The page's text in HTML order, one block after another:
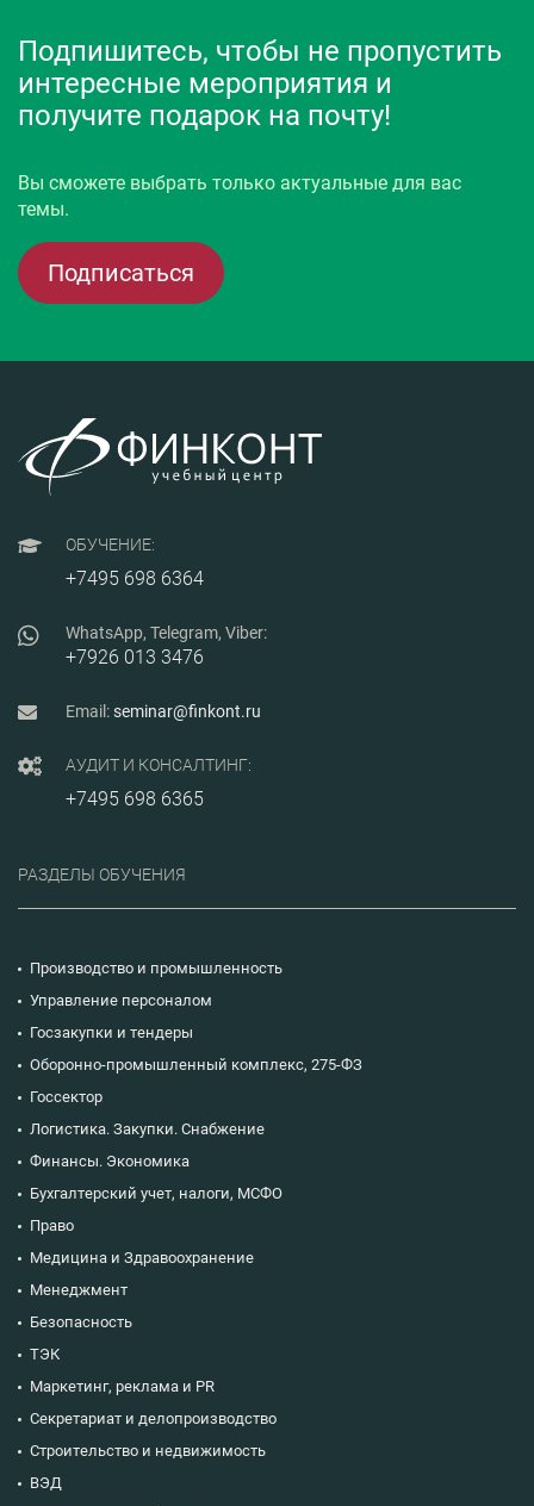
Подпишитесь, чтобы не пропустить
интересные мероприятия и
получите подарок на почту!
Вы сможете выбрать только актуальные для вас
темы.
Подписаться
ОБУЧЕНИЕ:
+7495 698 6364
WhatsApp, Telegram, Viber:
+7926 013 3476
Email:seminar@finkont.ru
АУДИТ И КОНСАЛТИНГ:
+7495 698 6365
РАЗДЕЛЫ ОБУЧЕНИЯ
Производство и промышленность
Управление персоналом
Госзакупки и тендеры
Оборонно-промышленный комплекс, 275-ФЗ
Госсектор
Логистика. Закупки. Снабжение
Финансы. Экономика
Бухгалтерский учет, налоги, МСФО
Право
Медицина и Здравоохранение
Менеджмент
Безопасность
ТЭК
Маркетинг, реклама и PR
Секретариат и делопроизводство
Строительство и недвижимость
ВЭД